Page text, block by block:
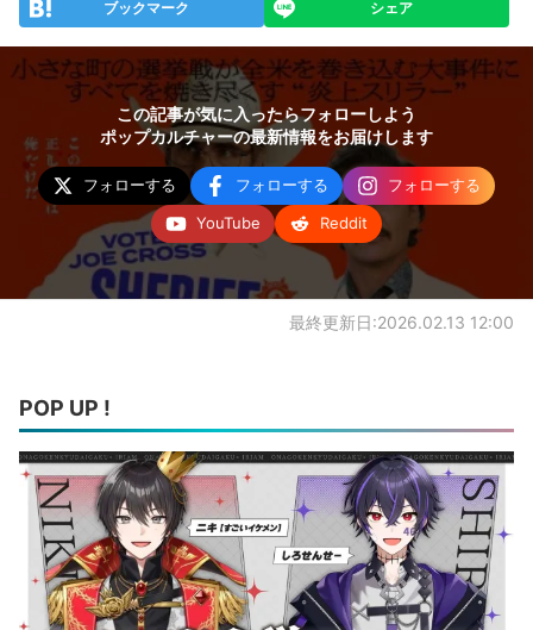
ブックマーク シェア
この記事が気に入ったらフォローしよう
ポップカルチャーの最新情報をお届けします
フォローする フォローする
フォローする
YouTube
Reddit
最終更新日:2026.02.13 12:00
POP UP !